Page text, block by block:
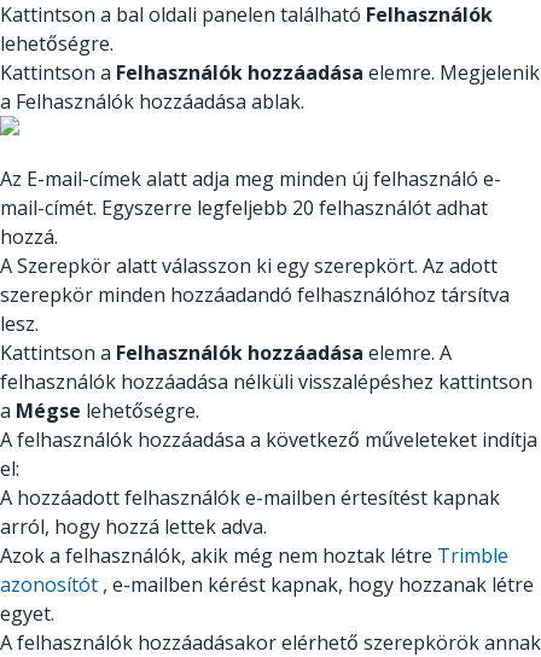
Kattintson a bal oldali panelen található Felhasználók
lehetőségre.
Kattintson a Felhasználók hozzáadása elemre. Megjelenik
a Felhasználók hozzáadása ablak.
Az E-mail-címek alatt adja meg minden új felhasználó e-
mail-címét. Egyszerre legfeljebb 20 felhasználót adhat
hozzá.
A Szerepkör alatt válasszon ki egy szerepkört. Az adott
szerepkör minden hozzáadandó felhasználóhoz társítva
lesz.
Kattintson a Felhasználók hozzáadása elemre. A
felhasználók hozzáadása nélküli visszalépéshez kattintson
a Mégse lehetőségre.
A felhasználók hozzáadása a következő műveleteket indítja
el:
A hozzáadott felhasználók e-mailben értesítést kapnak
arról, hogy hozzá lettek adva.
Azok a felhasználók, akik még nem hoztak létre Trimble
azonosítót , e-mailben kérést kapnak, hogy hozzanak létre
egyet.
A felhasználók hozzáadásakor elérhető szerepkörök annak